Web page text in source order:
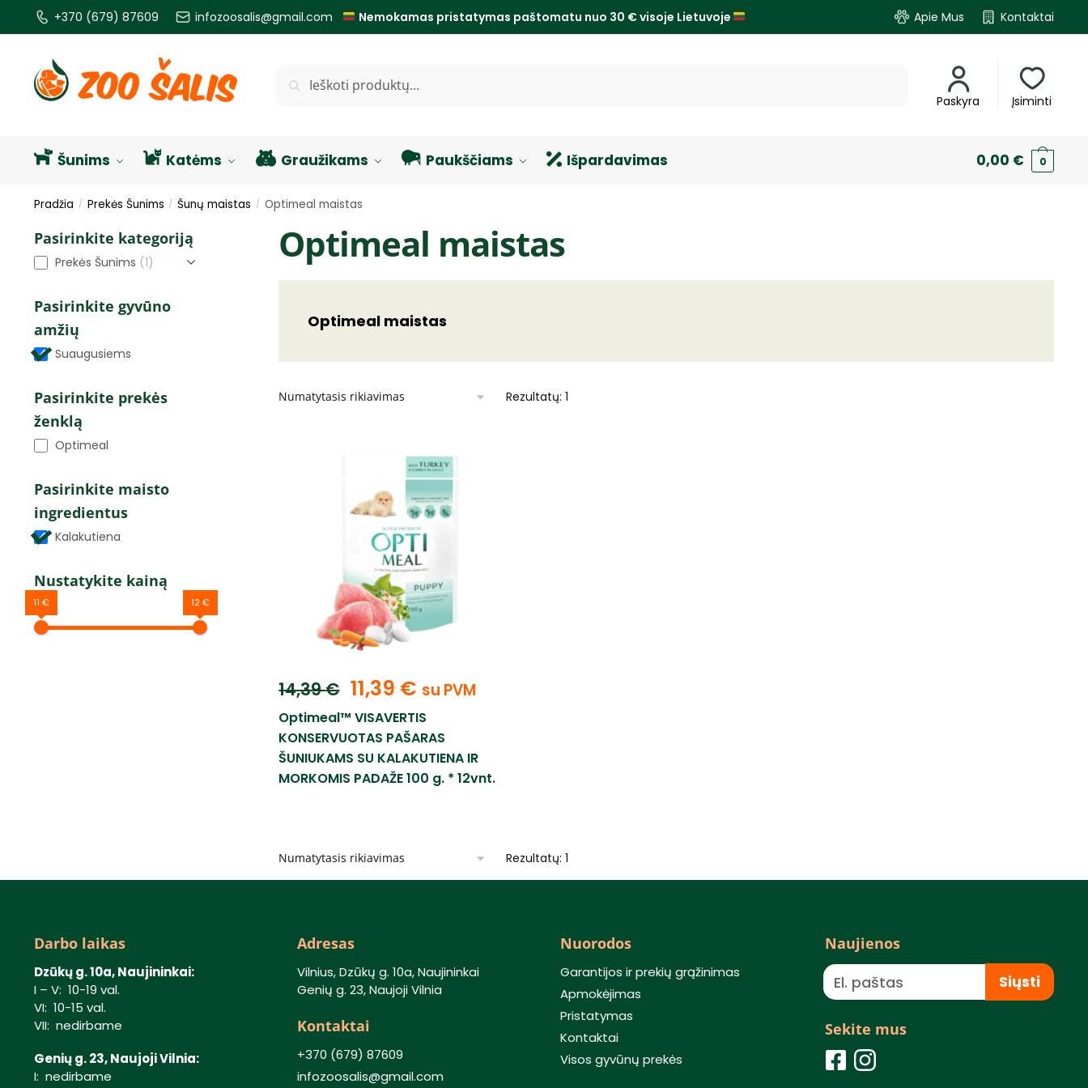
+370 (679) 87609 infozoosalis@gmail.com Nemokamas pristatymas paštomatu nuo 30 € visoje Lietuvoje Apie Mus Kontaktai
Paskyra Įsiminti
Šunims Katėms Graužikams Paukščiams Išpardavimas 0,00 € 0
Pradžia / Prekės Šunims / Šunų maistas / Optimeal maistas
Optimeal maistas
Optimeal maistas
Rezultatų: 1
14,39€ 11,39 € su PVM
Optimeal™ VISAVERTIS
KONSERVUOTAS PAŠARAS
ŠUNIUKAMS SU KALAKUTIENA IR
MORKOMIS PADAŽE 100 g. * 12vnt.
Rezultatų: 1
Pasirinkite kategoriją
Prekės Šunims (1)
Pasirinkite gyvūno
amžių
Suaugusiems
Pasirinkite prekės
ženklą
Optimeal
Pasirinkite maisto
ingredientus
Kalakutiena
Nustatykite kainą
11 € 12 €
Darbo laikas
Dzūkų g. 10a, Naujininkai:
I – V: 10-19 val.
VI: 10-15 val.
VII: nedirbame
Genių g. 23, Naujoji Vilnia:
I: nedirbame
Adresas
Vilnius, Dzūkų g. 10a, Naujininkai
Genių g. 23, Naujoji Vilnia
Kontaktai
+370 (679) 87609
infozoosalis@gmail.com
Nuorodos
Garantijos ir prekių grąžinimas
Apmokėjimas
Pristatymas
Kontaktai
Visos gyvūnų prekės
Naujienos
Siųsti
Sekite mus